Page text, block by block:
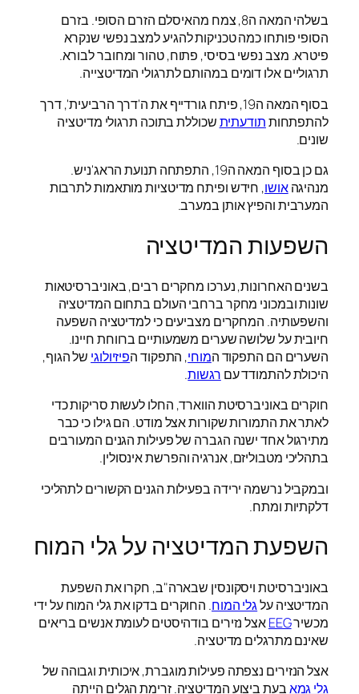
בשלהי המאה ה8, צמח מהאיסלם הזרם הסופי. בזרם
הסופי פותחו כמה טכניקות להגיע למצב נפשי שנקרא
פיטרא. מצב נפשי בסיסי, פתוח, טהור ומחובר לבורא.
תרגוליים אלו דומים במהותם לתרגולי המדיטצייה.
בסוף המאה ה19, פיתח גורדייף את ה'דרך הרביעית', דרך
להתפתחותתודעתיתשכוללת בתוכה תרגולי מדיטציה
שונים.
גם כן בסוף המאה ה19, התפתחה תנועת הראג'ניש.
מנהיגהאושו, חידש ופיתח מדיטציות מותאמות לתרבות
המערבית והפיץ אותן במערב.
השפעות המדיטציה
בשנים האחרונות, נערכו מחקרים רבים, באוניברסיטאות
שונות ובמכוני מחקר ברחבי העולם בתחום המדיטציה
והשפעותיה. המחקרים מצביעים כי למדיטציה השפעה
חיובית על שלושה שערים משמעותיים ברווחת חיינו.
השערים הם התפקוד המוחי, התפקוד הפיזיולוגי של הגוף,
היכולת להתמודד עם רגשות.
חוקרים באוניברסיטת הווארד, החלו לעשות סריקות כדי
לאתר את התמורות שקורות אצל מודט. הם גילו כי כבר
מתירגול אחד ישנה הגברה של פעילות הגנים המעורבים
בתהליכי מטבוליזם, אנרגיה והפרשת אינסולין.
ובמקביל נרשמה ירידה בפעילות הגנים הקשורים לתהליכי
דלקתיות ומתח.
השפעת המדיטציה על גלי המוח
באוניברסיטת ויסקונסין שבארה"ב, חקרו את השפעת
המדיטציה עלגלי המוח. החוקרים בדקו את גלי המוח על ידי
מכשירEEGאצל נזירים בודהיסטים לעומת אנשים בריאים
שאינם מתרגלים מדיטציה.
אצל הנזירים נצפתה פעילות מוגברת, איכותית וגבוהה של
גלי גמאבעת ביצוע המדיטציה. זרימת הגלים הייתה